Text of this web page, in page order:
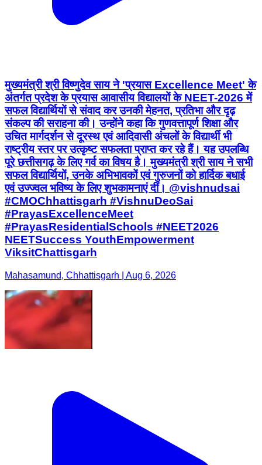
मुख्यमंत्री श्री विष्णुदेव साय ने 'प्रयास Excellence Meet' के
अंतर्गत प्रदेश के प्रयास आवासीय विद्यालयों के NEET-2026 में
सफल विद्यार्थियों से संवाद कर उनकी मेहनत, प्रतिभा और दृढ़
संकल्प की सराहना की। उन्होंने कहा कि गुणवत्तापूर्ण शिक्षा और
उचित मार्गदर्शन से दूरस्थ एवं आदिवासी अंचलों के विद्यार्थी भी
राष्ट्रीय स्तर पर उत्कृष्ट सफलता प्राप्त कर रहे हैं। यह उपलब्धि
पूरे छत्तीसगढ़ के लिए गर्व का विषय है। मुख्यमंत्री श्री साय ने सभी
सफल विद्यार्थियों, उनके अभिभावकों एवं गुरुजनों को हार्दिक बधाई
एवं उज्ज्वल भविष्य के लिए शुभकामनाएं दीं। @vishnudsai
#CMOChhattisgarh #VishnuDeoSai
#PrayasExcellenceMeet
#PrayasResidentialSchools #NEET2026
NEETSuccess YouthEmpowerment
ViksitChattisgarh
Mahasamund, Chhattisgarh | Aug 6, 2026